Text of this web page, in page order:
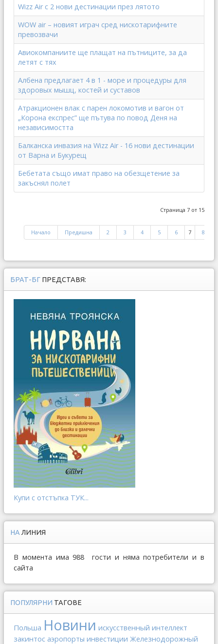
Wizz Аir с 2 нови дестинации през лятото
WOW air – новият играч сред нискотарифните
превозвачи
Авиокомпаниите ще плащат на пътниците, за да
летят с тях
Албена предлагает 4 в 1 - море и процедуры для
здоровых мышц, костей и суставов
Атракционен влак с парен локомотив и вагон от
„Корона експрес” ще пътува по повод Деня на
независимостта
Балканска инвазия на Wizz Air - 16 нови дестинации
от Варна и Букурещ
Бебетата също имат право на обезщетение за
закъснял полет
Страница 7 от 15
Начало Предишна 2 3 4 5 6 7 8
БРАТ-БГ ПРЕДСТАВЯ:
Купи с отстъпка ТУК...
НА ЛИНИЯ
В момента има 988 гости и няма потребители и в
сайта
ПОПУЛЯРНИ ТАГОВЕ
Польша Новини искусственный интеллект
закинтос аэропорты инвестиции Железнодорожный